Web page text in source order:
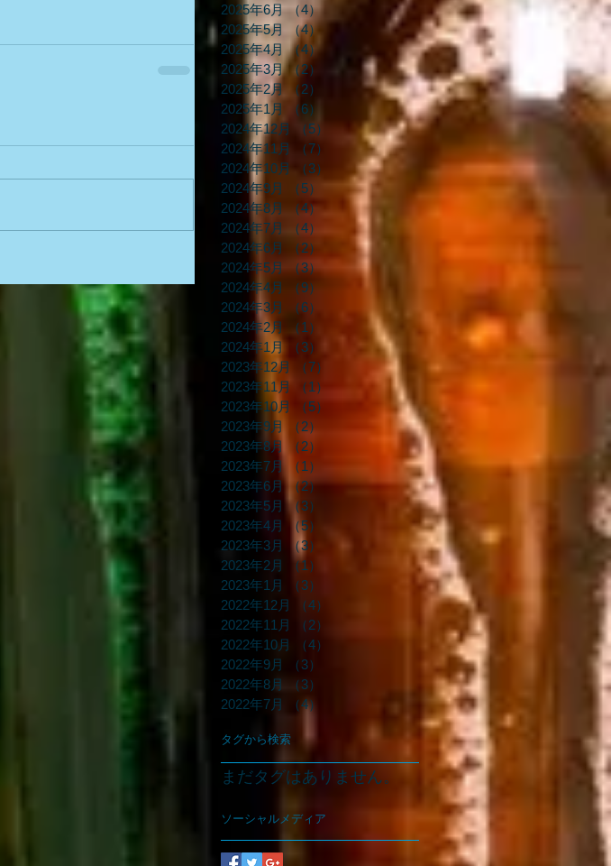
2025年6月 （4）
2025年5月
（4）
2025年4月 （4）
2025年3月
（2）
2件の記事
2025年2月
（2）
2件の記事
2025年1月
（6）
6件の記事
2024年12月
（5）
5件の記事
2024年11月
（7）
7件の記事
2024年10月
（3）
3件の記事
2024年9月
（5）
5件の記事
2024年8月
（4）4件の記事
2024年7月
（4）
4件の記事
2024年6月
（2）
2件の記事
2024年5月
（3）
3件の記事
2024年4月
（9）
9件の記事
2024年3月
（6）
2024年2月
（1）
1件の記事
2024年1月
（3）
3件の記事
2023年12月
（7）
7件の記事
2023年11月
（1）
2023年10月
（5）
2023年9月
（2）
2023年8月
（2）
2023年7月
（1）
2023年6月
（2）2件の記事
2023年5月 （3）
2023年4月
（5）
2023年3月
（3）
2023年2月
（1）
2023年1月
（3）
2022年12月
（4）
2022年11月
（2）
2022年10月
（4）
2022年9月
（3）
2022年8月
（3）
2022年7月
（4）
タグから検索
まだタグはありません。
ソーシャルメディア